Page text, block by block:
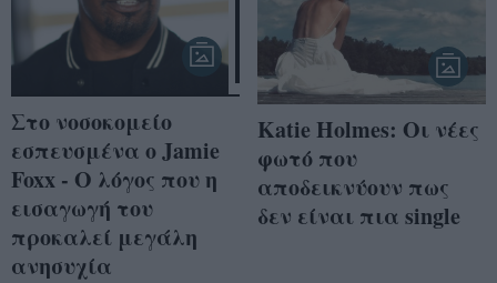
Στο νοσοκομείο
εσπευσμένα ο Jamie
Foxx - Ο λόγος που η
εισαγωγή του
προκαλεί μεγάλη
ανησυχία
Katie Holmes: Οι νέες
φωτό που
αποδεικνύουν πως
δεν είναι πια single